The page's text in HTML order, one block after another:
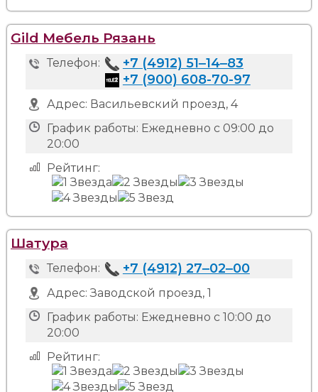
Gild Мебель Рязань
Телефон:
+7 (4912) 51‒14‒83
+7 (900) 608-70-97
Адрес: Васильевский проезд, 4
График работы: Ежедневно с 09:00 до
20:00
Рейтинг:
Шатура
Телефон: +7 (4912) 27‒02‒00
Адрес: Заводской проезд, 1
График работы: Ежедневно с 10:00 до
20:00
Рейтинг: